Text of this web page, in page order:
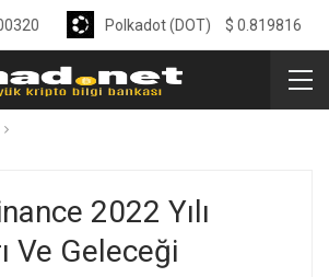
2022 Yılı
Ve Geleceği
Polkadot (DOT) $0.819816